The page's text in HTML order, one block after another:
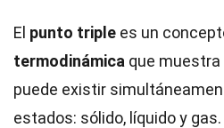
El punto triple es un
termodinámica que
puede existir
estados: sólido, líquido y